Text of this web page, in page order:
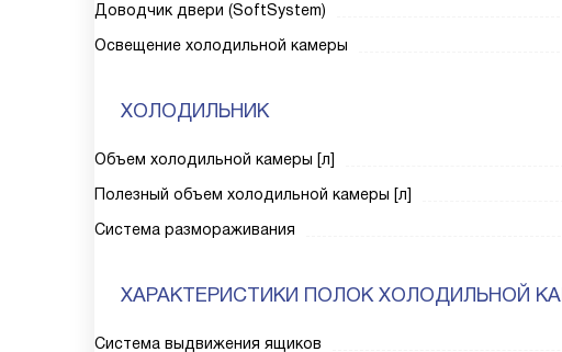
Доводчик двери (SoftSystem)
Освещение холодильной камеры
ХОЛОДИЛЬНИК
Объем холодильной камеры [л]
Полезный объем холодильной камеры [л]
Система размораживания
ХАРАКТЕРИСТИКИ ПОЛОК ХОЛОДИЛЬНОЙ
Система выдвижения ящиков